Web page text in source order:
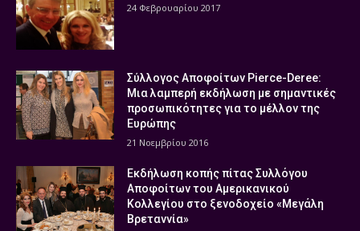
24 Φεβρουαρίου 2017
Σύλλογος Αποφοίτων Pierce-Deree:
Μια λαμπερή εκδήλωση με σημαντικές
προσωπικότητες για το μέλλον της
Ευρώπης
21 Νοεμβρίου 2016
Εκδήλωση κοπής πίτας Συλλόγου
Αποφοίτων του Αμερικανικού
Κολλεγίου στο ξενοδοχείο «Μεγάλη
Βρεταννία»